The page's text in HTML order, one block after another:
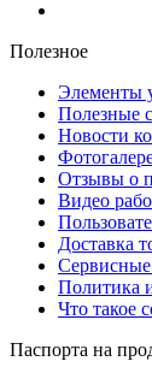
Полезное
Элементы
Полезные
Новости
Отзывы о
Видео
Доставка
Политика
Что такое
Паспорта на